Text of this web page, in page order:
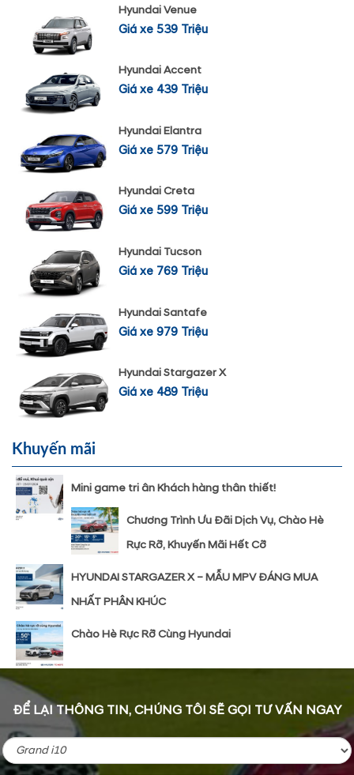
Hyundai Venue
Giá xe 539 Triệu
Hyundai Accent
Giá xe 439 Triệu
Hyundai Elantra
Giá xe 579 Triệu
Hyundai Creta
Giá xe 599 Triệu
Hyundai Tucson
Giá xe 769 Triệu
Hyundai Santafe
Giá xe 979 Triệu
Hyundai Stargazer X
Giá xe 489 Triệu
Khuyến mãi
Mini game tri ân Khách hàng thân thiết!
Chương Trình Ưu Đãi Dịch Vụ, Chào Hè
Rực Rỡ, Khuyến Mãi Hết Cỡ
HYUNDAI STARGAZER X – MẪU MPV ĐÁNG MUA
NHẤT PHÂN KHÚC
Chào Hè Rực Rỡ Cùng Hyundai
ĐỂ LẠI THÔNG TIN, CHÚNG TÔI SẼ GỌI TƯ VẤN NGAY